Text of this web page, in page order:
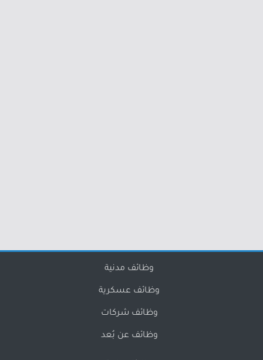
وظائف مدنية
وظائف عسكرية
وظائف شركات
وظائف عن بُعد